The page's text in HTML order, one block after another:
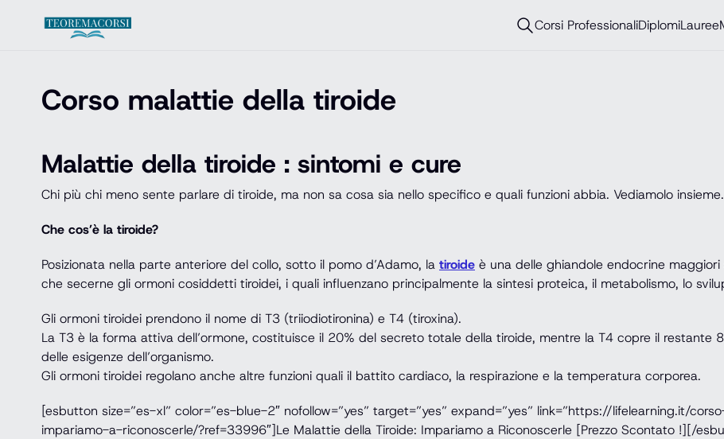
Corsi ProfessionaliDiplomiLauree
Corso malattie della tiroide
Malattie della tiroide : sintomi e cure
Chi più chi meno sente parlare di tiroide, ma non sa cosa sia nello specifico e quali funzioni abbia. Vediamolo insieme.
Che cos’è la tiroide?
Posizionata nella parte anteriore del collo, sotto il pomo d’Adamo, la tiroide è una delle ghiandole endocrine
che secerne gli ormoni cosiddetti tiroidei, i quali influenzano principalmente la sintesi proteica, il metabolismo, lo
Gli ormoni tiroidei prendono il nome di T3 (triiodiotironina) e T4 (tiroxina).
La T3 è la forma attiva dell’ormone, costituisce il 20% del secreto totale della tiroide, mentre la T4 copre il
delle esigenze dell’organismo.
Gli ormoni tiroidei regolano anche altre funzioni quali il battito cardiaco, la respirazione e la temperatura corporea.
[esbutton size=”es-xl” color=”es-blue-2″ nofollow=”yes” target=”yes” expand=”yes” link=”https://lifelearning.it/
impariamo-a-riconoscerle/?ref=33996″]Le Malattie della Tiroide: Impariamo a Riconoscerle [Prezzo Scontato !][/